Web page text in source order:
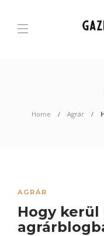
Home Agrár
AGRÁR
Hogy kerül